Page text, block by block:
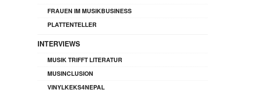
FRAUEN IM MUSIKBUSINESS
PLATTENTELLER
INTERVIEWS
MUSIK TRIFFT LITERATUR
MUSINCLUSION
VINYLKEKS4NEPAL